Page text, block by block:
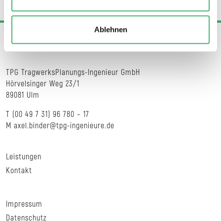
Ablehnen
TPG TragwerksPlanungs-Ingenieur GmbH
Hörvelsinger Weg 23/1
89081 Ulm
T (00 49 7 31) 96 780 – 17
M axel.binder@tpg-ingenieure.de
Leistungen
Kontakt
Impressum
Datenschutz